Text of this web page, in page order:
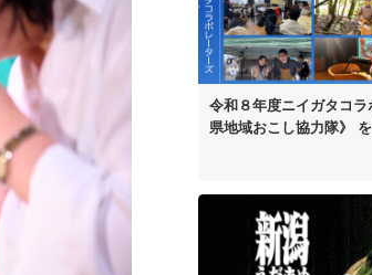
令和８年度ニイガタコ
県地域おこし協力隊》 を